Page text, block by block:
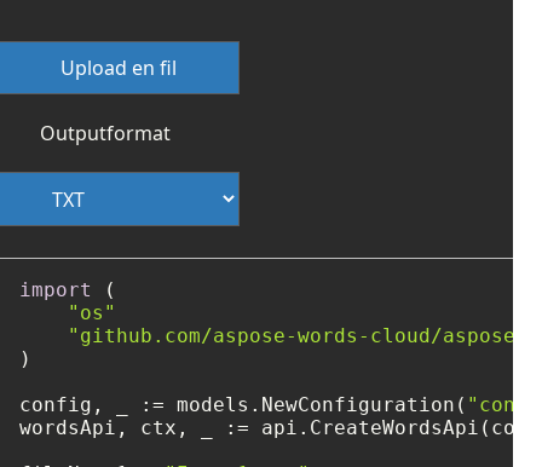
Upload en fil
Outputformat
import
(
"os"
"github.com/aspose-words-cloud/
)
config, _ := models.NewConfiguration(
wordsApi, ctx, _ :=